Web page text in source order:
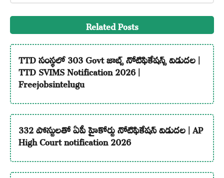
Related Posts
TTD సంస్థలో 303 Govt జాబ్స్ నోటిఫికేషన్స్ విడుదల |
TTD SVIMS Notification 2026 |
Freejobsintelugu
332 పోస్టులతో ఏపీ హైకోర్టు నోటిఫికేషన్ విడుదల | AP
High Court notification 2026